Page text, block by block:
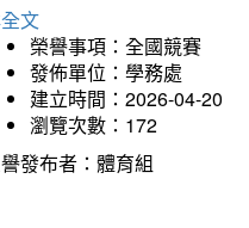
文
榮譽事項：全國競賽
發佈單位：學務處
建立時間：2026-04-20
瀏覽次數：172
發布者：體育組